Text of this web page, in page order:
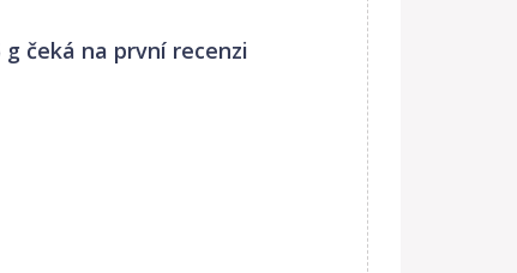
g čeká na první recenzi